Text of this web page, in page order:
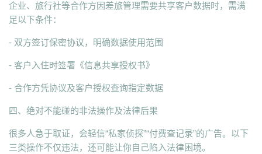
企业、旅行社等合作方因差旅管理需要共享客户数据时，需满
足以下条件：
- 双方签订保密协议，明确数据使用范围
- 客户入住时签署《信息共享授权书》
- 合作方凭协议及客户授权查询指定数据
四、绝对不能碰的非法操作及法律后果
很多人急于取证，会轻信“私家侦探”“付费查记录”的广告。以下
三类操作不仅违法，还可能让你自己陷入法律困境。